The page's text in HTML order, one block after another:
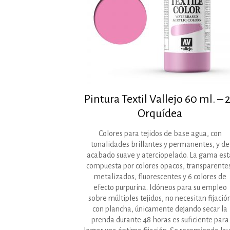
Pintura Textil Vallejo 60 ml. –
Orquídea
Colores para tejidos de base agua, con
tonalidades brillantes y permanentes, y de
acabado suave y aterciopelado. La gama
compuesta por colores opacos,
metalizados, fluorescentes y 6 colores de
efecto purpurina. Idóneos para su empleo
sobre múltiples tejidos, no necesitan
con plancha, únicamente dejando secar la
prenda durante 48 horas es suficiente para